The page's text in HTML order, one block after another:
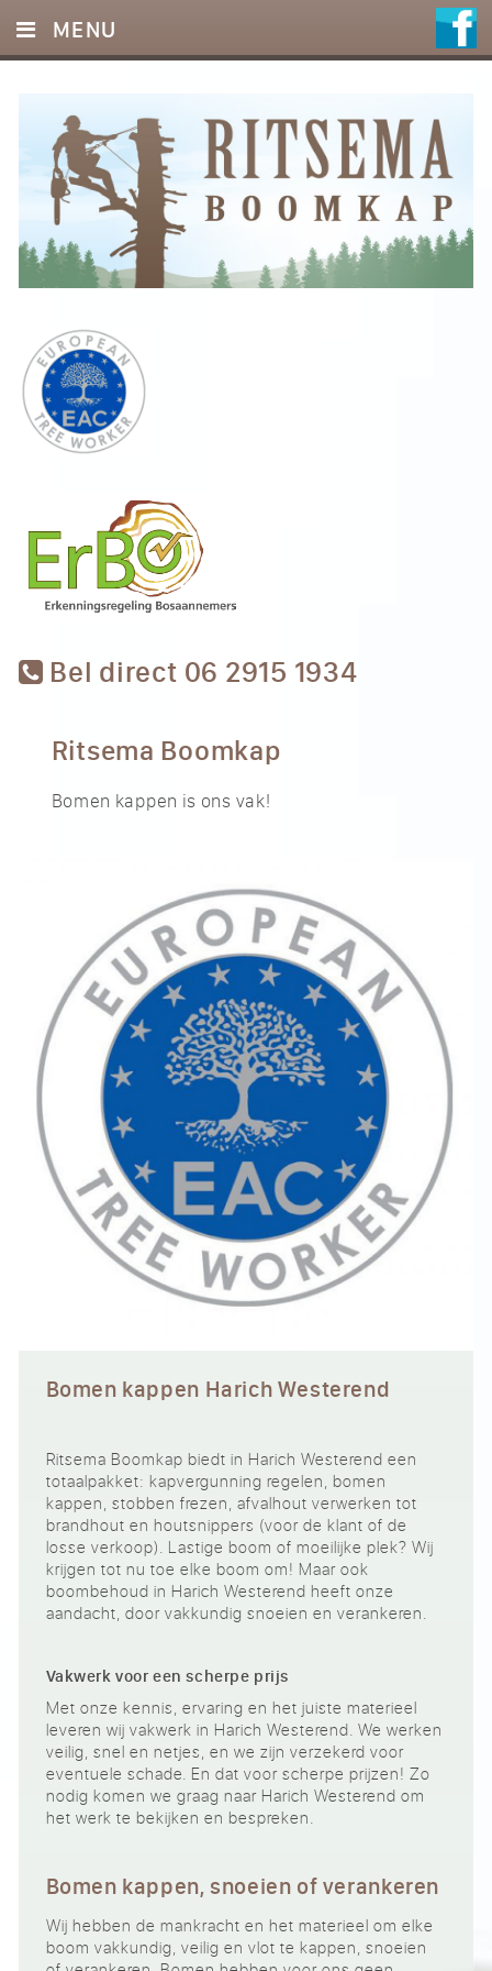
Bel direct 06 2915 1934
MENU
DIENSTEN
FOTO’S
REFERENTIES
OFFERTE
CONTACT
Ritsema Boomkap
Bomen kappen is ons vak!
Bomen kappen Harich Westerend
Ritsema Boomkap biedt in Harich Westerend een
totaalpakket: kapvergunning regelen, bomen
kappen, stobben frezen, afvalhout verwerken tot
brandhout en houtsnippers (voor de klant of de
losse verkoop). Lastige boom of moeilijke plek? Wij
krijgen tot nu toe elke boom om! Maar ook
boombehoud in Harich Westerend heeft onze
aandacht, door vakkundig snoeien en verankeren.
Vakwerk voor een scherpe prijs
Met onze kennis, ervaring en het juiste materieel
leveren wij vakwerk in Harich Westerend. We werken
veilig, snel en netjes, en we zijn verzekerd voor
eventuele schade. En dat voor scherpe prijzen! Zo
nodig komen we graag naar Harich Westerend om
het werk te bekijken en bespreken.
Bomen kappen, snoeien of verankeren
Wij hebben de mankracht en het materieel om elke
boom vakkundig, veilig en vlot te kappen, snoeien